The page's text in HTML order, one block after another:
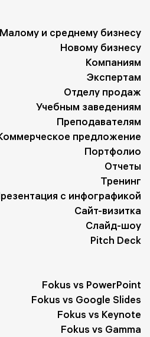
Малому и среднему бизнесу
Новому бизнесу
Компаниям
Экспертам
Отделу продаж
Учебным заведениям
Преподавателям
предложение
Портфолио
Отчеты
Тренинг
с инфографикой
Сайт-визитка
Слайд-шоу
Pitch Deck
Fokus vs PowerPoint
Fokus vs Google Slides
Fokus vs Keynote
Fokus vs Gamma